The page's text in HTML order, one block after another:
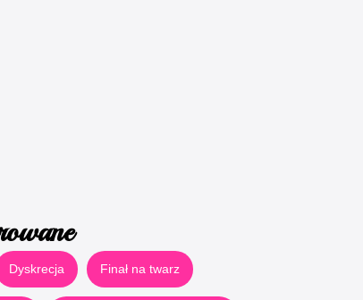
Dyskrecja Finał na twarz